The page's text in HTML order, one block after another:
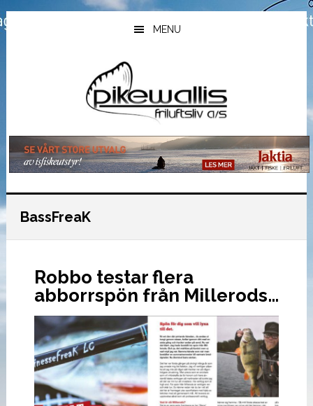
Hopp
til
Hopp
til
Hopp
til
MENU
BassFreaK
Robbo testar flera
abborrspön från Millerods…